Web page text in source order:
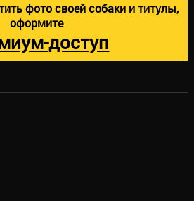
фото своей собаки и титулы,
оформите
доступ